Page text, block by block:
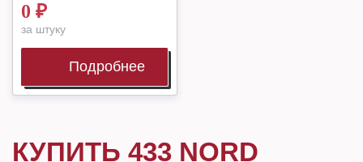
0 ₽
за штуку
Подробнее
КУПИТЬ 433 NORD